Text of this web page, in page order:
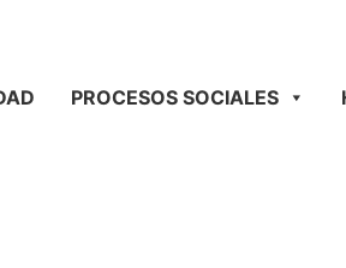
PROCESOS SOCIALES